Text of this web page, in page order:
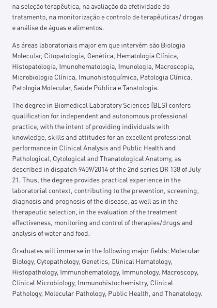
na seleção terapêutica, na avaliação da efetividade do
tratamento, na monitorização e controlo de terapêuticas/ drogas
e análise de águas e alimentos.
As áreas laboratoriais major em que intervém são Biologia
Molecular, Citopatologia, Genética, Hematologia Clínica,
Histopatologia, Imunohematologia, Imunologia, Macroscopia,
Microbiologia Clínica, Imunohistoquímica, Patologia Clínica,
Patologia Molecular, Saúde Pública e Tanatologia.
The degree in Biomedical Laboratory Sciences (BLS) confers
qualification for independent and autonomous professional
practice, with the intent of providing individuals with
knowledge, skills and attitudes for an excellent professional
performance in Clinical Analysis and Public Health and
Pathological, Cytological and Thanatological Anatomy, as
described in dispatch 9409/2014 of the 2nd series DR 138 of July
21. Thus, the degree provides practical experience in the
laboratorial context, contributing to the prevention, screening,
diagnosis and prognosis of the disease, as well as in the
therapeutic selection, in the evaluation of the treatment
effectiveness, monitoring and control of therapies/drugs and
analysis of water and food.
Graduates will immerse in the following major fields: Molecular
Biology, Cytopathology, Genetics, Clinical Hematology,
Histopathology, Immunohematology, Immunology, Macroscopy,
Clinical Microbiology, Immunohistochemistry, Clinical
Pathology, Molecular Pathology, Public Health, and Thanatology.